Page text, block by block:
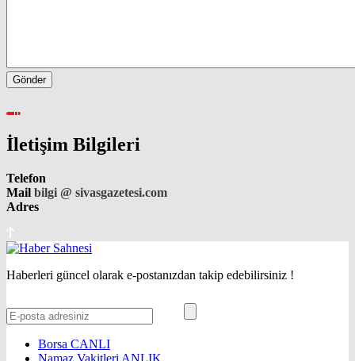
İletişim Bilgileri
Telefon
Mail bilgi @ sivasgazetesi.com
Adres
Haberleri güncel olarak e-postanızdan takip edebilirsiniz !
Borsa CANLI
Namaz Vakitleri ANLIK